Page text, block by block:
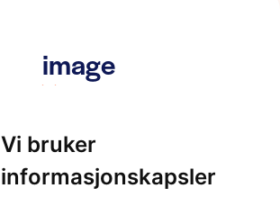
Vi bruker
informasjonskapsler
image